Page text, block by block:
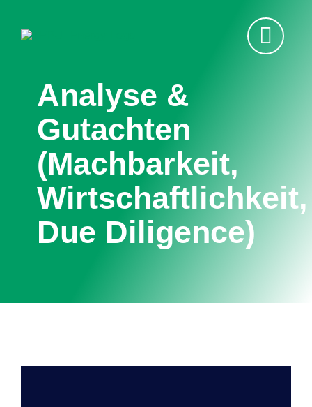
Inhalt
Analyse &
Gutachten
(Machbarkeit,
Wirtschaftlichkeit,
Due Diligence)